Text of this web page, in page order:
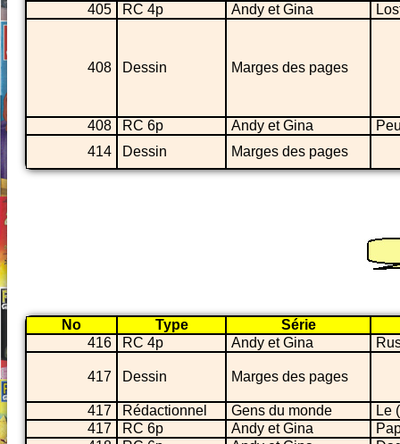
405 RC 4p Andy et Gina
408 Dessin Marges des pages
408 RC 6p Andy et Gina
414
Dessin Marges des pages
No Type
Série
416
RC 4p Andy et Gina
417 Dessin Marges des pages
417 Rédactionnel Gens du monde
Le
417
RC 6p Andy et Gina